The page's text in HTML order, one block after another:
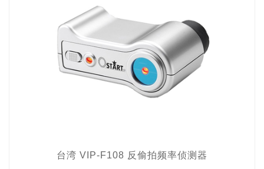
台湾 VIP-F108 反偷拍频率侦测器